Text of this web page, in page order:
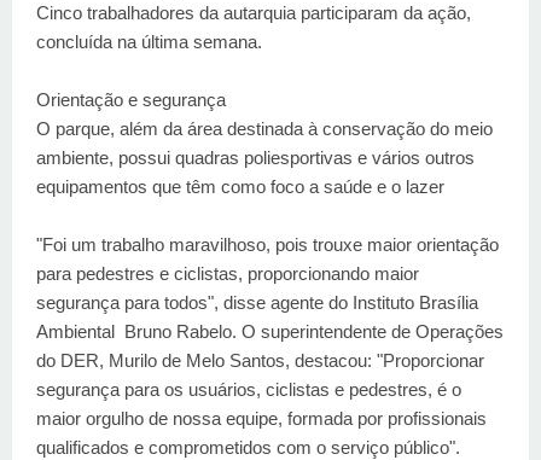
Cinco trabalhadores da autarquia participaram da ação,
concluída na última semana.
Orientação e segurança
O parque, além da área destinada à conservação do meio
ambiente, possui quadras poliesportivas e vários outros
equipamentos que têm como foco a saúde e o lazer
"Foi um trabalho maravilhoso, pois trouxe maior orientação
para pedestres e ciclistas, proporcionando maior
segurança para todos", disse agente do Instituto Brasília
Ambiental Bruno Rabelo. O superintendente de Operações
do DER, Murilo de Melo Santos, destacou: "Proporcionar
segurança para os usuários, ciclistas e pedestres, é o
maior orgulho de nossa equipe, formada por profissionais
qualificados e comprometidos com o serviço público".